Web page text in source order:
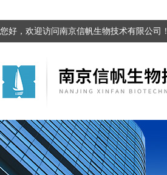
您好，欢迎访问南京信帆生物技术有限公司！